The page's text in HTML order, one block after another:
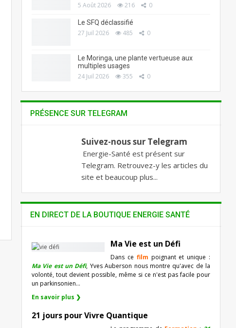
5 Août 2026 216 0
Le SFQ déclassifié
27 Juil 2026 485 0
Le Moringa, une plante vertueuse aux
multiples usages
24 Juil 2026 355 0
PRÉSENCE SUR TELEGRAM
Suivez-nous sur Telegram
Energie-Santé est présent sur
Telegram. Retrouvez-y les articles du
site et beaucoup plus...
EN DIRECT DE LA BOUTIQUE ENERGIE SANTÉ
Ma Vie est un Défi
Dans ce film poignant et unique :
Ma Vie est un Défi, Yves Auberson nous montre qu'avec de la
volonté, tout devient possible, même si ce n'est pas facile pour
un parkinsonien…
En savoir plus ❯
21 jours pour Vivre Quantique